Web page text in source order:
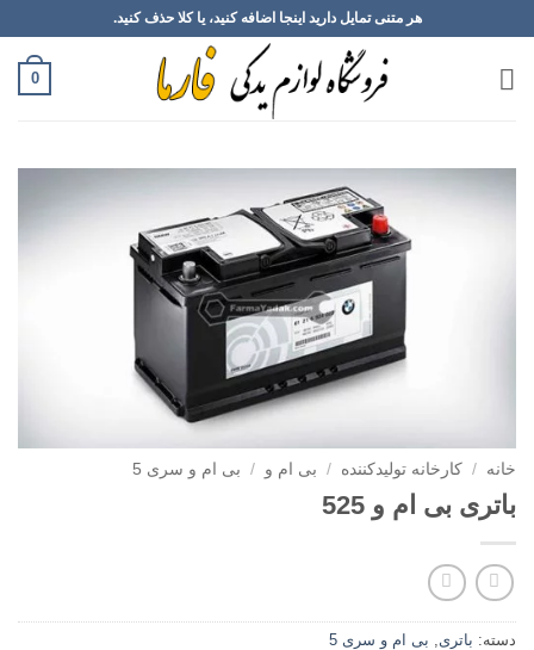
to
content
هر متنی تمایل دارید اینجا اضافه کنید، یا کلا حذف کنید.
0
خانه / کارخانه تولیدکننده / بی ام و / بی ام و سری 5
باتری بی ام و 525
دسته: باتری بی ام و سری 5